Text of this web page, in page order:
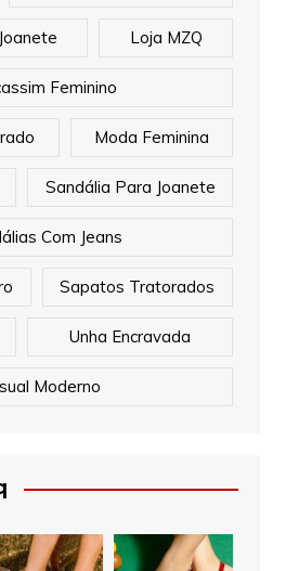
Joanete Loja MZQ
Feminino
Moda Feminina
Sandália Para Joanete
Com Jeans
Sapatos Tratorados
Unha Encravada
Moderno